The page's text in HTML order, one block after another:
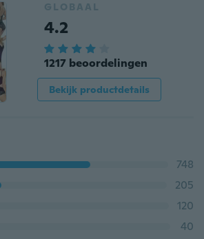
GLOBAAL
4.2
1217 beoordelingen
Bekijk productdetails
748
205
120
40